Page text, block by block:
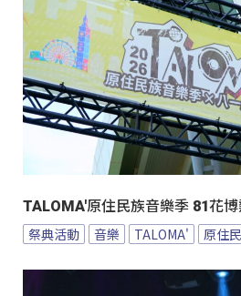
TALOMA'原住民族音樂季 81花
祭典活動 音樂 TALOMA' 原住